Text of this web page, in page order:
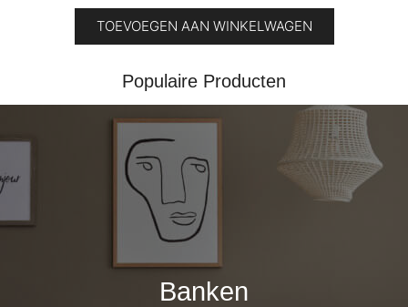
TOEVOEGEN AAN WINKELWAGEN
Populaire Producten
Banken